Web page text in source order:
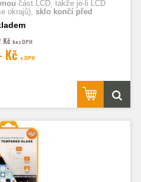
část LCD, takže je-li LCD
okrajů), sklo končí před
Kč bez DPH
Kč s DPH